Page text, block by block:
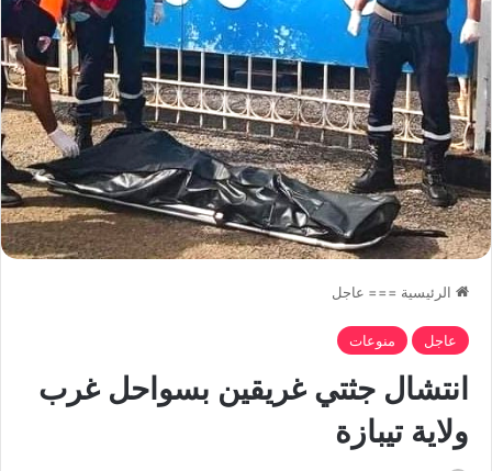
الرئيسية === عاجل
عاجل منوعات
انتشال جثتي غريقين بسواحل غرب
ولاية تيبازة